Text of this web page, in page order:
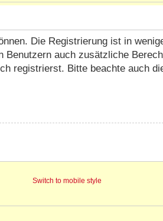
Die Registrierung ist in
auch zusätzliche
registrierst. Bitte beachte auch
Switch to mobile style